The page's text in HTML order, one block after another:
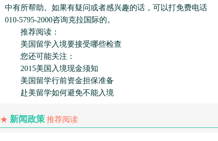
中有所帮助。如果有疑问或者感兴趣的话，可以打免费电话
010-5795-2000咨询克拉国际的。
推荐阅读：
美国留学入境要接受哪些检查
您还可能关注：
2015美国入境现金须知
美国留学行前资金担保准备
赴美留学如何避免不能入境
★ 新闻政策 推荐阅读